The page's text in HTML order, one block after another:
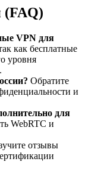
(FAQ)
VPN для
как бесплатные
уровня
Обратите
и
для
WebRTC и
отзывы